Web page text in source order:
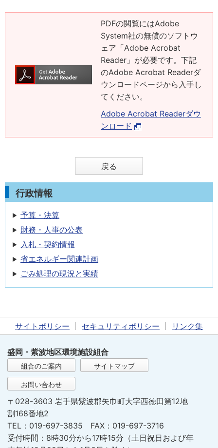
PDFの閲覧にはAdobe
System社の無償のソフトウ
ェア「Adobe Acrobat
Reader」が必要です。下記
のAdobe Acrobat Readerダ
ウンロードページから入手し
てください。
Adobe Acrobat Readerダウ
ンロード
戻る
行政情報
予算・決算
財務・人事の公表
入札・契約情報
省エネルギー関連計画
ごみ処理の現況と実績
サイトポリシー セキュリティポリシー リンク集
盛岡・紫波地区環境施設組合
組合のご案内 サイトマップ
お問い合わせ
〒028-3603 岩手県紫波郡矢巾町大字西徳田第12地
割168番地2
TEL：019-697-3835 FAX：019-697-3716
受付時間：8時30分から17時15分（土日祝日および年